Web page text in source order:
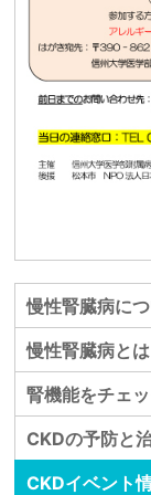
慢性腎臓病に
慢性腎臓病とは
腎機能をチェ
CKDの予防と
CKDイベント